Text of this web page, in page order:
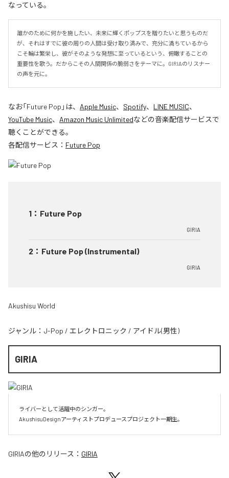
なっている。
誰かのために何かを施したい、未来に輝くポップスを贈りたいと思うものだ
が、それはすでに彼の周りの人間は受け取り済みで、充分に満ちているから
こそ輪は繁栄し、彼がそのような発想に至っているという、俯瞰することの
重要性を歌う。だからこその人間関係の脆弱さをテーマに。GIRIAのリスナー
の声を元に。
なお「Future Pop 」は、 Apple Music、 Spotify、 LINE MUSIC、
YouTube Music、 Amazon Music Unlimitedなどの音楽配信サービスで
聴くことができる。
各配信サービス： Future Pop
1 ： Future Pop
GIRIA
2 ： Future Pop (Instrumental)
GIRIA
Akushisu World
ジャンル： J-Pop / エレクトロニック / アイドル(男性)
GIRIA
ライバーとして活躍中のシンガー。
AkushisuDesignアーティストプロデュースプロジェクト一期生。
GIRIAの他のリリース： GIRIA